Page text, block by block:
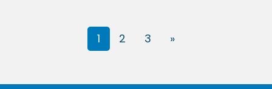
1 2 3 »